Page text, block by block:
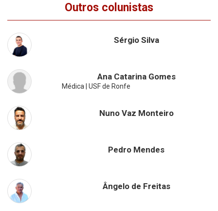
Outros colunistas
Sérgio Silva
Ana Catarina Gomes
Médica | USF de Ronfe
Nuno Vaz Monteiro
Pedro Mendes
Ângelo de Freitas